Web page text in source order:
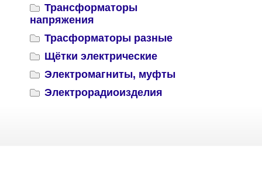
Трансформаторы
напряжения
Трасформаторы разные
Щётки электрические
Электромагниты, муфты
Электрорадиоизделия